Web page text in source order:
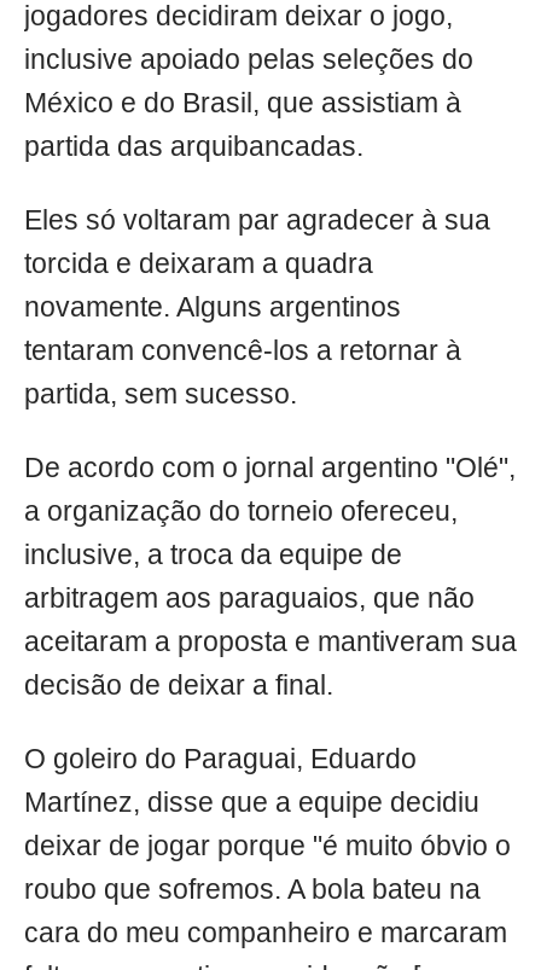
jogadores decidiram deixar o jogo,
inclusive apoiado pelas seleções do
México e do Brasil, que assistiam à
partida das arquibancadas.
Eles só voltaram par agradecer à sua
torcida e deixaram a quadra
novamente. Alguns argentinos
tentaram convencê-los a retornar à
partida, sem sucesso.
De acordo com o jornal argentino "Olé",
a organização do torneio ofereceu,
inclusive, a troca da equipe de
arbitragem aos paraguaios, que não
aceitaram a proposta e mantiveram sua
decisão de deixar a final.
O goleiro do Paraguai, Eduardo
Martínez, disse que a equipe decidiu
deixar de jogar porque "é muito óbvio o
roubo que sofremos. A bola bateu na
cara do meu companheiro e marcaram